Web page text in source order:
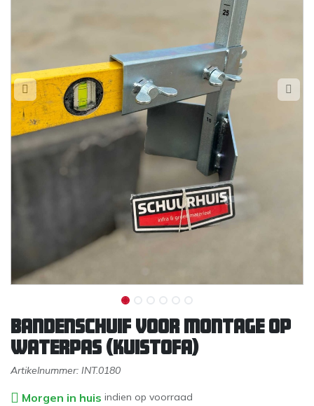
Bandenschuif voor montage op
waterpas (Kuistofa)
Artikelnummer: INT.0180
Morgen in huis indien op voorraad